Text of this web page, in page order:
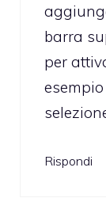
barra
per
Rispondi